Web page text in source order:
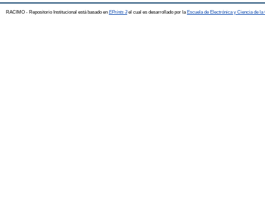
RACIMO - Repositorio Institucional está basado en EPrints 3el cual es desarrollado por la Escuela de Electrónica y Ciencia de la